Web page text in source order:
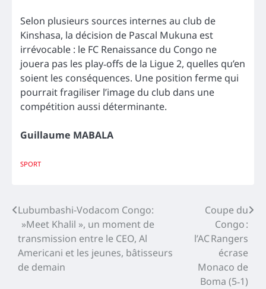
Selon plusieurs sources internes au club de
Kinshasa, la décision de Pascal Mukuna est
irrévocable : le FC Renaissance du Congo ne
jouera pas les play‑offs de la Ligue 2, quelles qu’en
soient les conséquences. Une position ferme qui
pourrait fragiliser l’image du club dans une
compétition aussi déterminante.
Guillaume MABALA
SPORT
Navigation
de
l’article
Lubumbashi-Vodacom Congo:
»Meet Khalil », un moment de
transmission entre le CEO, Al
Americani et les jeunes, bâtisseurs
de demain
Coupe du
Congo :
l’AC Rangers
écrase
Monaco de
Boma (5‑1)